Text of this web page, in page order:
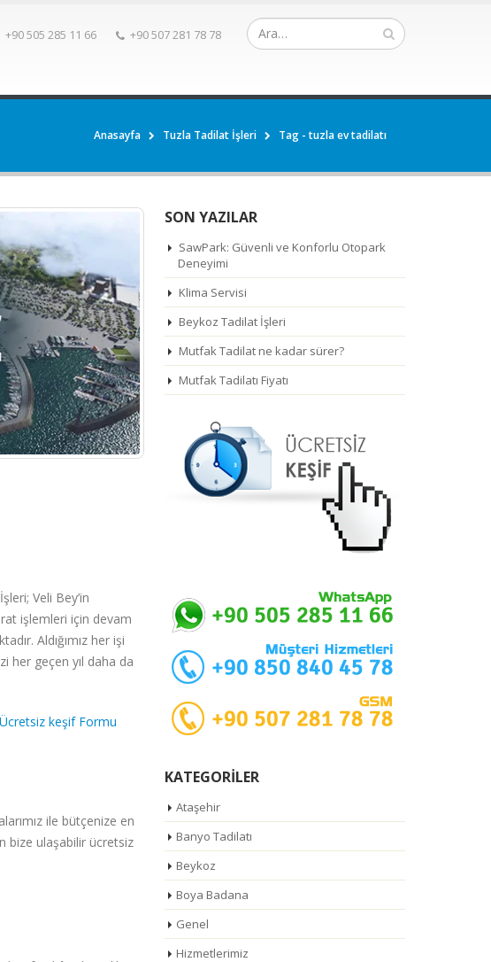
+90 505 285 11 66 +90 507 281 78 78
Anasayfa Tuzla Tadilat İşleri Tag -tuzla ev tadilatı
Veli Bey’in
işlemleri için devam
Aldığımız her işi
her geçen yıl daha da
Ücretsiz keşif Formu
ile bütçenize en
bize ulaşabilir ücretsiz
SON YAZILAR
SawPark: Güvenli ve Konforlu Otopark
Deneyimi
Klima Servisi
Beykoz Tadilat İşleri
Mutfak Tadilat ne kadar sürer?
Mutfak Tadilatı Fiyatı
KATEGORILER
Ataşehir
Banyo Tadilatı
Beykoz
Boya Badana
Genel
Hizmetlerimiz